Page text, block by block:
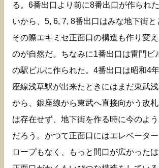
る。6番出口より前に8番出口が作られ
いから、5, 6, 7, 8番出口はみな地下街と
その際エキミセ正面口の構造も作り変
のが自然だ。ちなみに1番出口は雷門ビ
の駅ビルに作られた。4番出口は昭和4
座線浅草駅が出来たときにはまだ東武
から、銀座線から東武へ直接向かう改
は存在せず、地下街を作る時に今のよ
だろう。かつて正面口にはエレベータ
ロープもなく、もっと間口が広かった